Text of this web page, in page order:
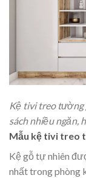
Kệ tivi treo tường
sách nhiều ngăn,
Mẫu kệ tivi treo
Kệ gỗ tự nhiên
nhất trong phòng